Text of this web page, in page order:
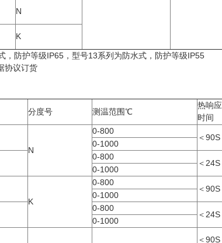
N
K
，防护等级IP65，型号13系列为防水式，防护等级IP55
议订货
分度号 测温范围℃
热响应
时间
N
0-800
＜90S
0-1000
0-800
＜24S
0-1000
K
0-800
＜90S
0-1000
0-800
＜24S
0-1000
＜90S